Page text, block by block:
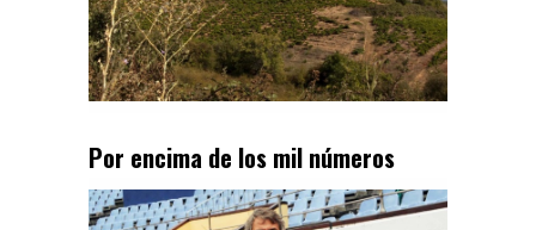
Por encima de los mil números